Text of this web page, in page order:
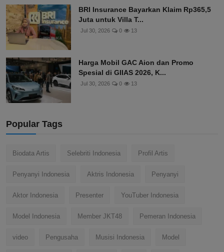
BRI Insurance Bayarkan Klaim Rp365,5
Juta untuk Villa T...
Jul 30, 2026 0 13
Harga Mobil GAC Aion dan Promo
Spesial di GIIAS 2026, K...
Jul 30, 2026 0 13
Popular Tags
Biodata Artis Selebriti Indonesia Profil Artis
Penyanyi Indonesia Aktris Indonesia Penyanyi
Aktor Indonesia Presenter YouTuber Indonesia
Model Indonesia Member JKT48 Pemeran Indonesia
video Pengusaha Musisi Indonesia Model